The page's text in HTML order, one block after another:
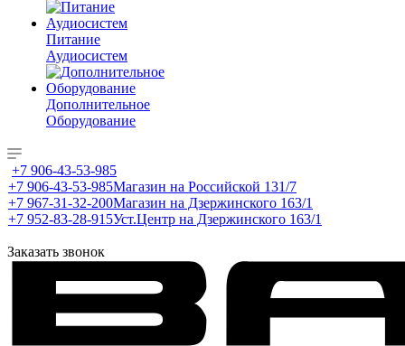
Питание
Аудиосистем
Дополнительное
Оборудование
+7 906-43-53-985
+7 906-43-53-985Магазин на Российской 131/7
+7 967-31-32-200Магазин на Дзержинского 163/1
+7 952-83-28-915Уст.Центр на Дзержинского 163/1
Заказать звонок